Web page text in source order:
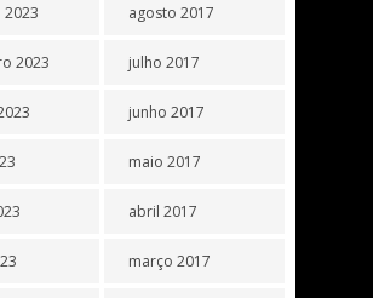
2023
agosto 2017
julho 2017
junho 2017
maio 2017
abril 2017
março 2017